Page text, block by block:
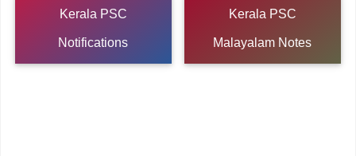
Kerala PSC
Notifications
Kerala PSC
Malayalam Notes